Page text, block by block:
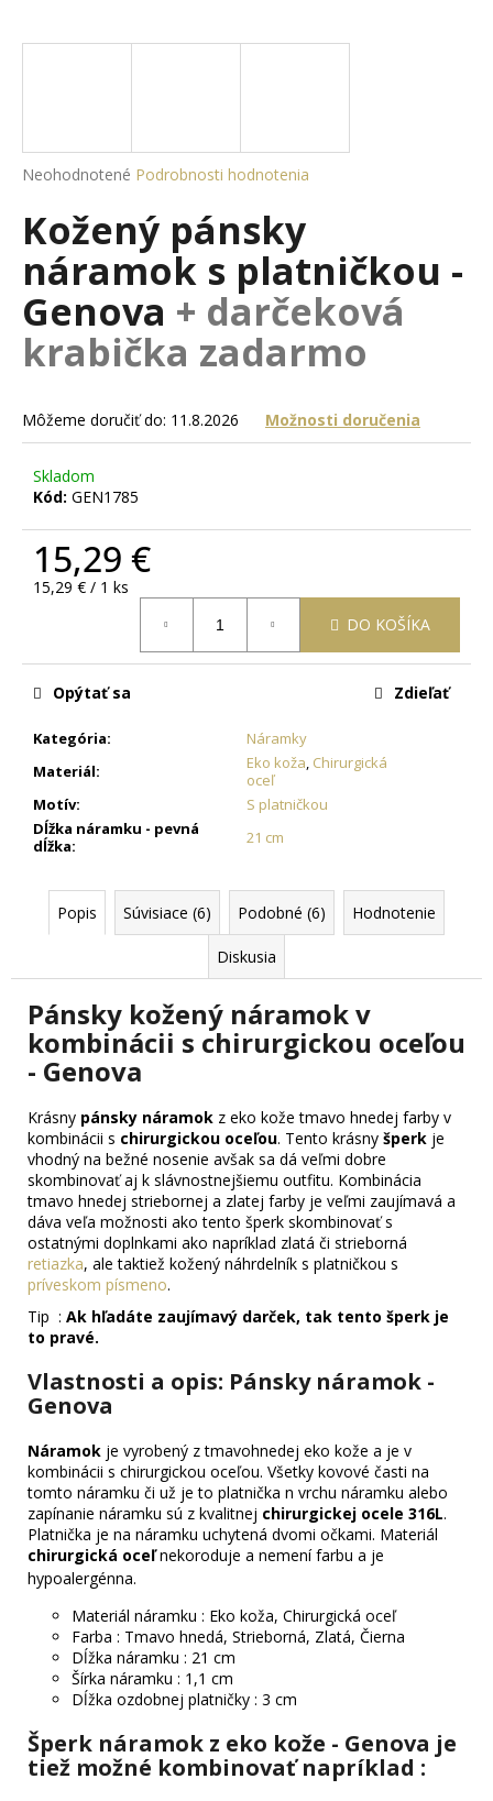
Priemerné
produktu
je
5
hviezdičiek.
Neohodnotené Podrobnosti hodnotenia
Kožený pánsky
náramok s platničkou -
Genova + darčeková
krabička zadarmo
Môžeme doručiť do: 11.8.2026 Možnosti doručenia
Skladom
Kód: GEN1785
15,29 €
Jednotková
15,29 € / 1 ks
DO KOŠÍKA
Kategória:
Náramky
Materiál: Eko koža Chirurgická
oceľ
Motív:
S platničkou
Dĺžka náramku - pevná
dĺžka: 21 cm
Opýtať sa Zdieľať
Popis Súvisiace (6) Podobné (6) Hodnotenie
Diskusia
Pánsky kožený náramok v
kombinácii s chirurgickou oceľou
- Genova
Krásny pánsky náramok z eko kože tmavo hnedej farby v
kombinácii s chirurgickou oceľou. Tento krásny šperk je
vhodný na bežné nosenie avšak sa dá veľmi dobre
skombinovať aj k slávnostnejšiemu outfitu. Kombinácia
tmavo hnedej striebornej a zlatej farby je veľmi zaujímavá a
dáva veľa možnosti ako tento šperk skombinovať s
ostatnými doplnkami ako napríklad zlatá či strieborná
retiazka, ale taktiež kožený náhrdelník s platničkou s
príveskom písmeno.
Tip : Ak hľadáte zaujímavý darček, tak tento šperk je
to pravé.
Vlastnosti a opis: Pánsky náramok -
Genova
Náramok je vyrobený z tmavohnedej eko kože a je v
kombinácii s chirurgickou oceľou. Všetky kovové časti na
tomto náramku či už je to platnička n vrchu náramku alebo
zapínanie náramku sú z kvalitnej chirurgickej ocele 316L.
Platnička je na náramku uchytená dvomi očkami. Materiál
chirurgická oceľnekoroduje a nemení farbu a je
hypoalergénna.
Materiál náramku : Eko koža, Chirurgická oceľ
Farba : Tmavo hnedá, Strieborná, Zlatá, Čierna
Dĺžka náramku : 21 cm
Šírka náramku : 1,1 cm
Dĺžka ozdobnej platničky : 3 cm
Šperk náramok z eko kože - Genova je
tiež možné kombinovať napríklad :
j
?
HĽADAŤ
O
d
o
r
ú
m
S
PRÍVESKOM
DAMIAN
PRI
TOMTO
PRODUKTE
SI
MÔŽETE
ZVOLIŤ
RETIAZKY
16,48